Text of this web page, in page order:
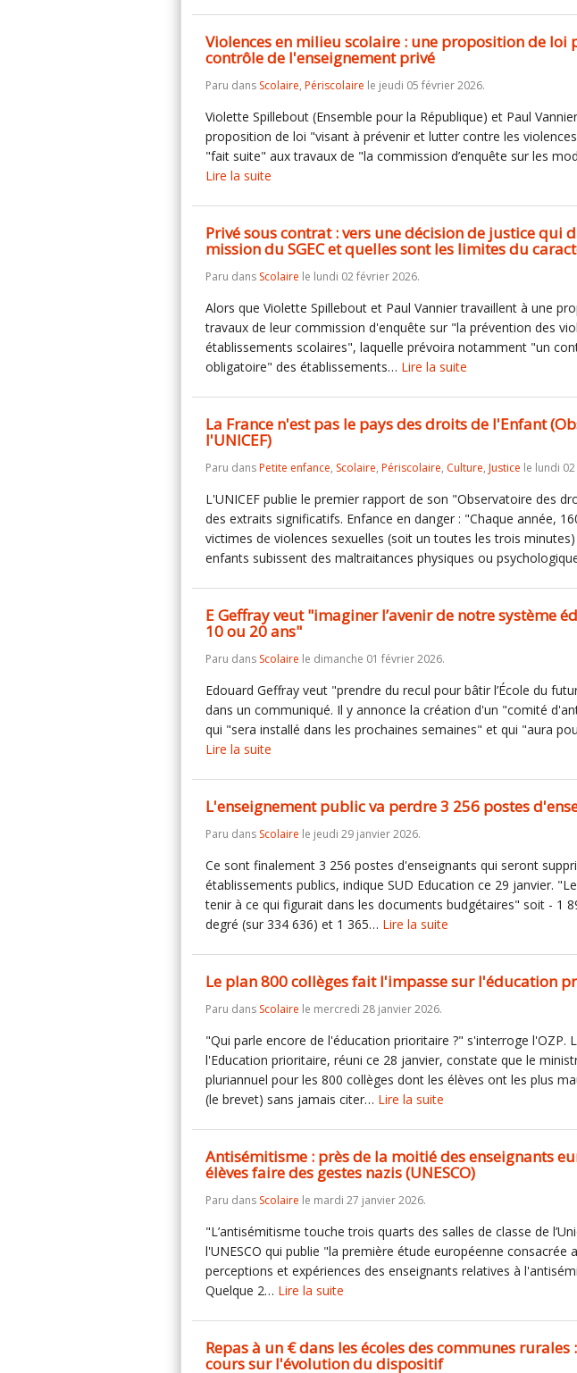
Violences en milieu scolaire : une proposition de loi
contrôle de l'enseignement privé
Paru dans Scolaire, Périscolaire le jeudi 05 février 2026.
Violette Spillebout (Ensemble pour la République) et Paul
proposition de loi "visant à prévenir et lutter contre les
"fait suite" aux travaux de "la commission d’enquête sur les
Lire la suite
Privé sous contrat : vers une décision de justice qui
mission du SGEC et quelles sont les limites du
Paru dans Scolaire le lundi 02 février 2026.
Alors que Violette Spillebout et Paul Vannier travaillent à une
travaux de leur commission d'enquête sur "la prévention des
établissements scolaires", laquelle prévoira notamment "un
obligatoire" des établissements… Lire la suite
La France n'est pas le pays des droits de l'Enfant
l'UNICEF)
Paru dansPetite enfance, Scolaire, Périscolaire, Culture, Justice le lundi
L'UNICEF publie le premier rapport de son "Observatoire des
des extraits significatifs. Enfance en danger : "Chaque année,
victimes de violences sexuelles (soit un toutes les trois
enfants subissent des maltraitances physiques ou
E Geffray veut "imaginer l’avenir de notre système
10 ou 20 ans"
Paru dans Scolaire le dimanche 01 février 2026.
Edouard Geffray veut "prendre du recul pour bâtir l’École du
dans un communiqué. Il y annonce la création d'un "comité
qui "sera installé dans les prochaines semaines" et qui "aura
Lire la suite
L'enseignement public va perdre 3 256 postes
Paru dans Scolaire le jeudi 29 janvier 2026.
Ce sont finalement 3 256 postes d'enseignants qui seront
établissements publics, indique SUD Education ce 29 janvier.
tenir à ce qui figurait dans les documents budgétaires" soit - 1
degré (sur 334 636) et 1 365… Lire la suite
Le plan 800 collèges fait l'impasse sur l'éducation
Paru dans Scolaire le mercredi 28 janvier 2026.
"Qui parle encore de l'éducation prioritaire ?" s'interroge l'OZP.
l'Education prioritaire, réuni ce 28 janvier, constate que le
pluriannuel pour les 800 collèges dont les élèves ont les plus
(le brevet) sans jamais citer… Lire la suite
Antisémitisme : près de la moitié des enseignants
élèves faire des gestes nazis (UNESCO)
Paru dans Scolaire le mardi 27 janvier 2026.
"L’antisémitisme touche trois quarts des salles de classe de
l'UNESCO qui publie "la première étude européenne consacrée
perceptions et expériences des enseignants relatives à
Quelque 2… Lire la suite
Repas à un € dans les écoles des communes rurales
cours sur l'évolution du dispositif